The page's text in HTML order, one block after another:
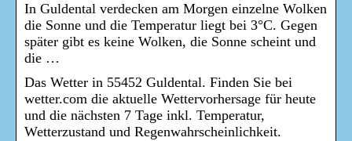
In Guldental verdecken am Morgen einzelne Wolken
die Sonne und die Temperatur liegt bei 3°C. Gegen
später gibt es keine Wolken, die Sonne scheint und
die …
Das Wetter in 55452 Guldental. Finden Sie bei
wetter.com die aktuelle Wettervorhersage für heute
und die nächsten 7 Tage inkl. Temperatur,
Wetterzustand und Regenwahrscheinlichkeit.